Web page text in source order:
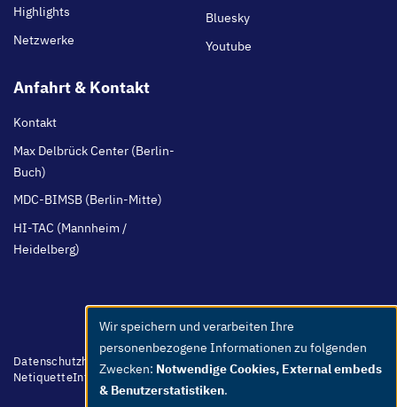
Highlights
Netzwerke
Bluesky
Youtube
Anfahrt & Kontakt
Kontakt
Max Delbrück Center (Berlin-
Buch)
MDC-BIMSB (Berlin-Mitte)
HI-TAC (Mannheim /
Heidelberg)
Footer
menu
Datenschutzhinweis BarrierefreiheitLeichte Sprache
Whistleblower
NetiquetteInternImpressum
Use
of
personal
data
Wir speichern und verarbeiten Ihre
personenbezogene Informationen zu folgenden
Zwecken: Notwendige Cookies, External embeds
& Benutzerstatistiken.